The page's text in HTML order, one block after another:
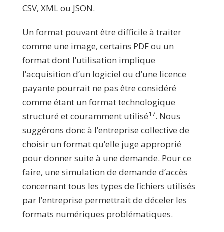
CSV, XML ou JSON.
Un format pouvant être difficile à traiter
comme une image, certains PDF ou un
format dont l’utilisation implique
l’acquisition d’un logiciel ou d’une licence
payante pourrait ne pas être considéré
comme étant un format technologique
structuré et couramment utilisé17. Nous
suggérons donc à l’entreprise collective de
choisir un format qu’elle juge approprié
pour donner suite à une demande. Pour ce
faire, une simulation de demande d’accès
concernant tous les types de fichiers utilisés
par l’entreprise permettrait de déceler les
formats numériques problématiques.